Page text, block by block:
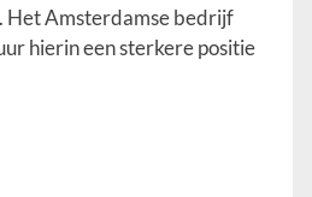
Amsterdamse bedrijf
hierin een sterkere positie